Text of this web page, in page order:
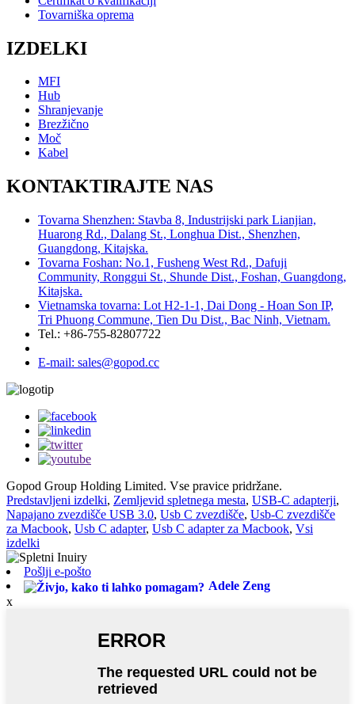
Tovarniška oprema
IZDELKI
MFI
Hub
Shranjevanje
Brezžično
Moč
Kabel
KONTAKTIRAJTE NAS
Tovarna Shenzhen: Stavba 8, Industrijski park Lianjian,
Huarong Rd., Dalang St., Longhua Dist., Shenzhen,
Guangdong, Kitajska.
Tovarna Foshan: No.1, Fusheng West Rd., Dafuji
Community, Ronggui St., Shunde Dist., Foshan, Guangdong,
Kitajska.
Vietnamska tovarna: Lot H2-1-1, Dai Dong - Hoan Son IP,
Tri Phuong Commune, Tien Du Dist., Bac Ninh, Vietnam.
Tel.: +86-755-82807722
E-mail: sales@gopod.cc
Gopod Group Holding Limited. Vse pravice pridržane.
Predstavljeni izdelki, Zemljevid spletnega mesta, USB-C adapterji,
Napajano zvezdišče USB 3.0, Usb C zvezdišče, Usb-C zvezdišče
za Macbook, Usb C adapter, Usb C adapter za Macbook, Vsi
izdelki
Pošlji e-pošto
Adele Zeng
x